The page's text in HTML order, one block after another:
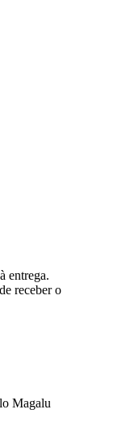
entrega.
receber o
Magalu